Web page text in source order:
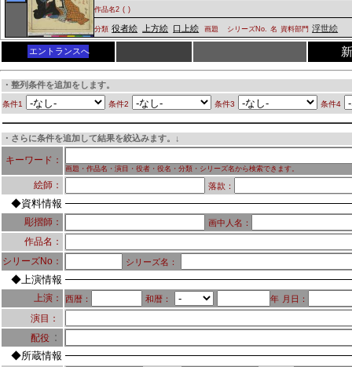
作品名2 ( )
分類 役者絵 上方絵 口上絵 画題 シリーズNo. 名 資料部門 浮世絵
エントランスへ
・整列条件を追加をします。
条件1 条件2 条件3 条件4
・さらに条件を追加して結果を絞込みます。↓
キーワード：
画題・作品名・演目・役者・役名・分類・シリーズ名から検索できます。
絵師： 落款：
◆資料情報
彫摺師： 画中人名：
作品名：
シリーズNo：
シリーズ名：
◆上演情報
上演： 西暦： 和暦： 年 月日：
演目：
配役 ：
◆所蔵情報